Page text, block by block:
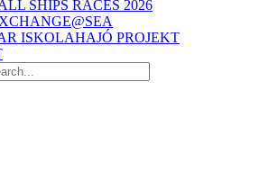
SHIPS RACES 2026
ISKOLAHAJÓ PROJEKT